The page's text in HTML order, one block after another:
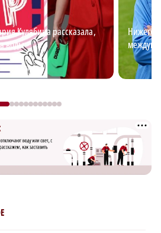
Кулябина рассказала,
воды